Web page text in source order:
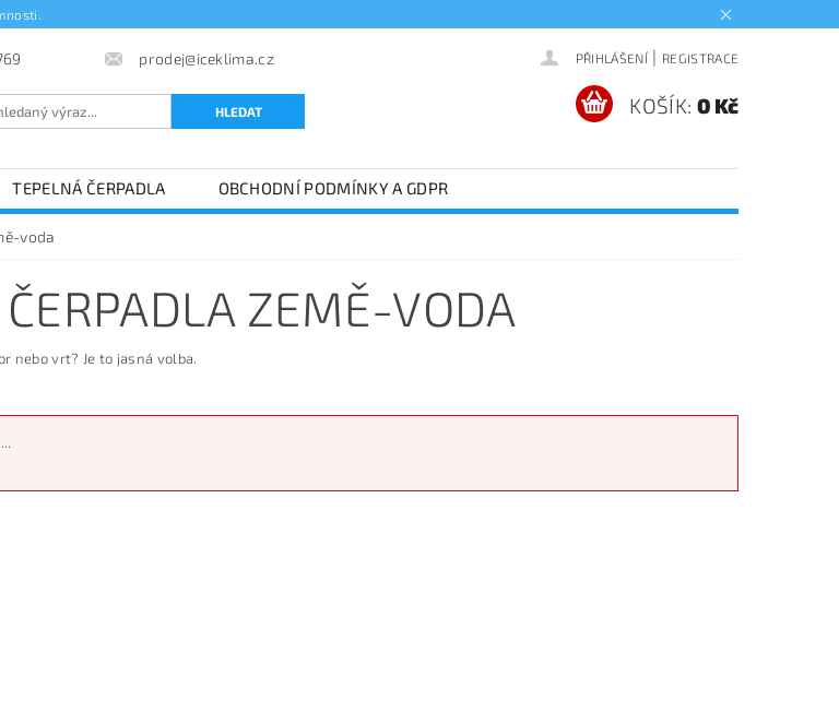
prodej@iceklima.cz PŘIHLÁŠENÍ | REGISTRACE
KOŠÍK: 0 Kč
TEPELNÁ ČERPADLA OBCHODNÍ PODMÍNKY A GDPR
voda
ZEMĚ-VODA
nebo vrt? Je to jasná volba.